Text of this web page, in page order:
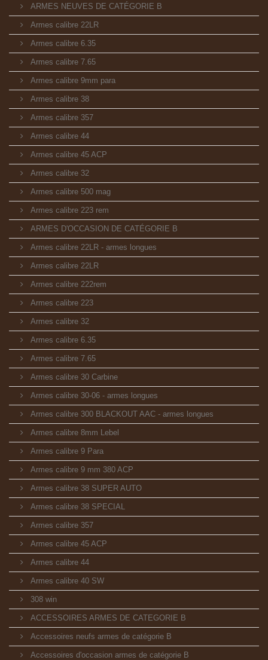
ARMES NEUVES DE CATÉGORIE B
Armes calibre 22LR
Armes calibre 6.35
Armes calibre 7.65
Armes calibre 9mm para
Armes calibre 38
Armes calibre 357
Armes calibre 44
Armes calibre 45 ACP
Armes calibre 32
Armes calibre 500 mag
Armes calibre 223 rem
ARMES D'OCCASION DE CATÉGORIE B
Armes calibre 22LR - armes longues
Armes calibre 22LR
Armes calibre 222rem
Armes calibre 223
Armes calibre 32
Armes calibre 6.35
Armes calibre 7.65
Armes calibre 30 Carbine
Armes calibre 30-06 - armes longues
Armes calibre 300 BLACKOUT AAC - armes longues
Armes calibre 8mm Lebel
Armes calibre 9 Para
Armes calibre 9 mm 380 ACP
Armes calibre 38 SUPER AUTO
Armes calibre 38 SPECIAL
Armes calibre 357
Armes calibre 45 ACP
Armes calibre 44
Armes calibre 40 SW
308 win
ACCESSOIRES ARMES DE CATEGORIE B
Accessoires neufs armes de catégorie B
Accessoires d'occasion armes de catégorie B